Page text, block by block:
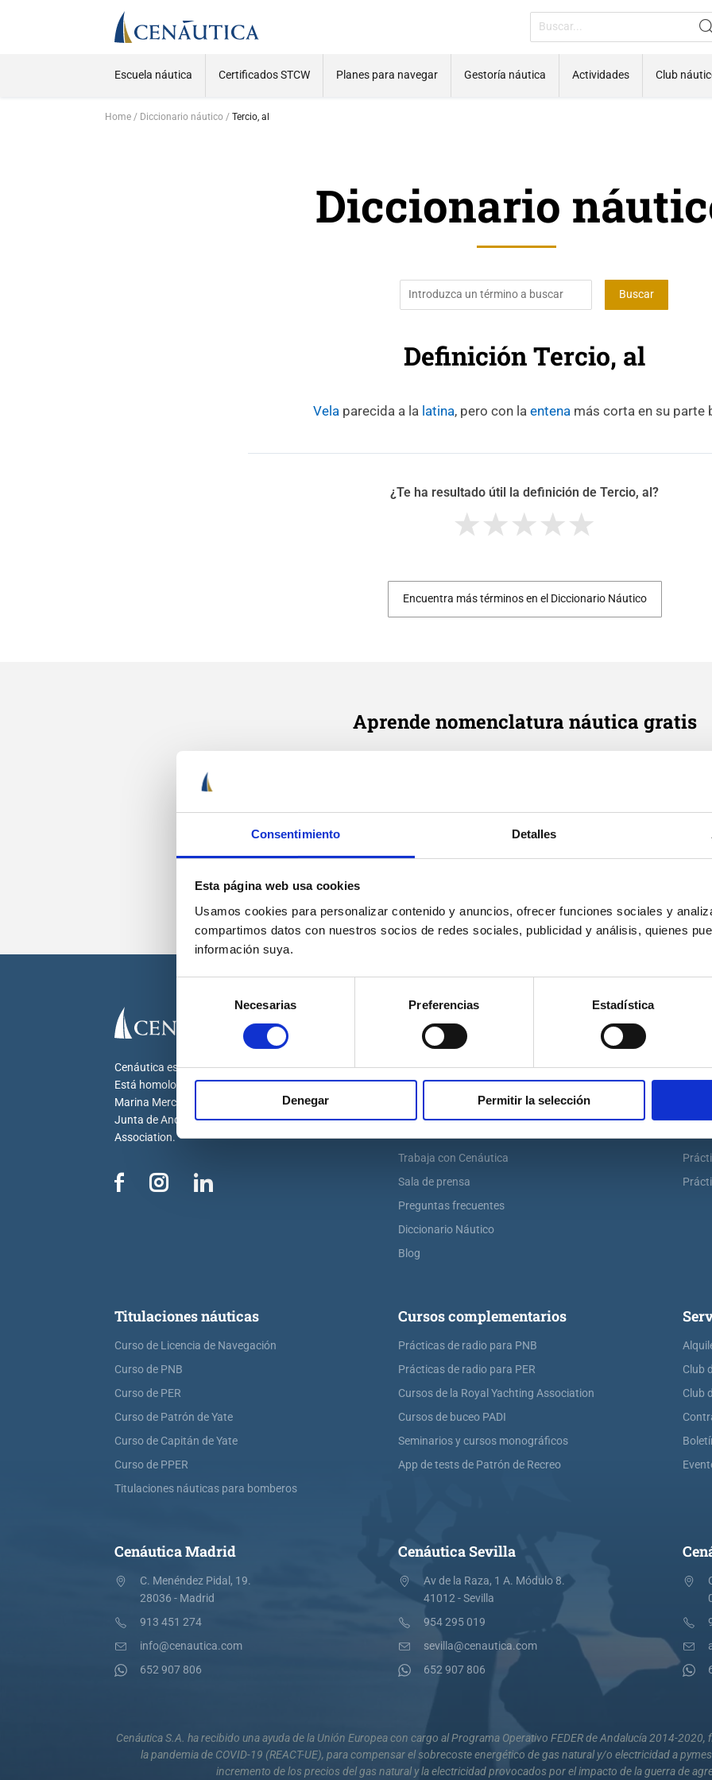
Consentimiento Detalles
Esta página web usa cookies
Usamos cookies para personalizar contenido y anuncios, ofrecer funciones sociales y
compartimos datos con nuestros socios de redes sociales, publicidad y análisis, quienes
información suya.
consentimiento
Necesarias Preferencias Estadística
Denegar Permitir la selección
Escuela náutica Certificados STCW Planes para navegar Gestoría náutica Actividades Club
Home Diccionario náutico Tercio, al
Diccionario
Definición Tercio, al
Velaparecida a la latina, pero con la entenamás corta en su parte
¿Te ha resultado útil la definición de Tercio, al?
Encuentra más términos en el Diccionario Náutico
Aprende nomenclatura náutica gratis
Cenáutica es la escuela náutica lider en España.
Está homologada por la Dirección General de la
Marina Mercante, la Generalitat Valenciana, la
Junta de Andalucía y por la Royal Yachting
Association.
Cenáutica
Escuela náutica virtual
Historia de Cenáutica
Trabaja con Cenáutica
Sala de prensa
Preguntas frecuentes
Diccionario Náutico
Blog
Titulaciones náuticas
Curso de Licencia de Navegación
Curso de PNB
Curso de PER
Curso de Patrón de Yate
Curso de Capitán de Yate
Curso de PPER
Titulaciones náuticas para bomberos
Cursos complementarios
Prácticas de radio para PNB
Prácticas de radio para PER
Cursos de la Royal Yachting Association
Cursos de buceo PADI
Seminarios y cursos monográficos
App de tests de Patrón de Recreo
Club
Club
Cenáutica Madrid
C. Menéndez Pidal, 19.
28036 - Madrid
913 451 274
info@cenautica.com
652 907 806
Cenáutica Sevilla
Av de la Raza, 1 A. Módulo 8.
41012 - Sevilla
954 295 019
sevilla@cenautica.com
652 907 806
Cenáutica S.A. ha recibido una ayuda de la Unión Europea con cargo al Programa Operativo FEDER de Andalucía 2014-
la pandemia de COVID-19 (REACT-UE), para compensar el sobrecoste energético de gas natural y/o electricidad a
incremento de los precios del gas natural y la electricidad provocados por el impacto de la guerra de